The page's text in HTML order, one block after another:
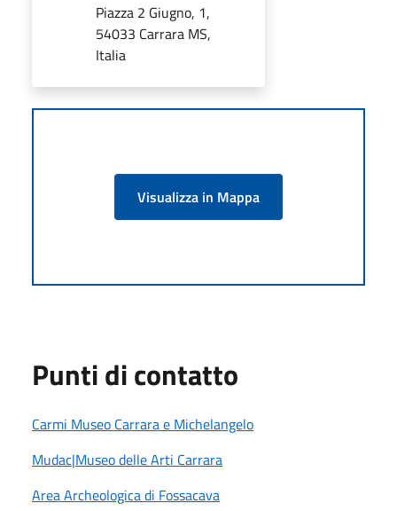
Piazza 2 Giugno, 1,
54033 Carrara MS,
Italia
Visualizza in Mappa
Punti di contatto
Carmi Museo Carrara e Michelangelo
Mudac|Museo delle Arti Carrara
Area Archeologica di Fossacava